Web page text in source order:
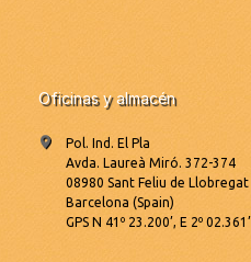
Oficinas y almacén
Pol. Ind. El Pla
Avda. Laureà Miró. 372-374
08980 Sant Feliu de Llobregat
Barcelona (Spain)
GPS N 41º 23.200’, E 2º 02.361’